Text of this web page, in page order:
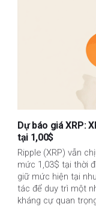
Dự báo giá XRP:
tại 1,00$
Ripple (XRP) vẫn
mức 1,03$ tại thời
giữ mức hiện tại
tác để duy trì một
kháng cự quan